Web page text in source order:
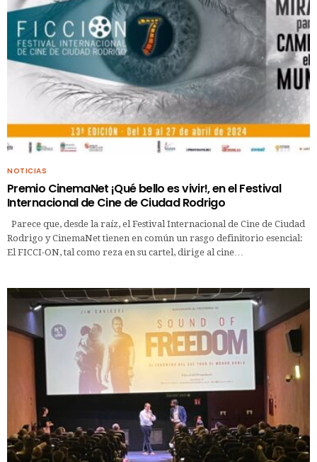
NOTICIAS
Premio CinemaNet ¡Qué bello es vivir!, en el Festival
Internacional de Cine de Ciudad Rodrigo
Parece que, desde la raíz, el Festival Internacional de Cine de Ciudad
Rodrigo y CinemaNet tienen en común un rasgo definitorio esencial:
El FICCI-ON, tal como reza en su cartel, dirige al cine…